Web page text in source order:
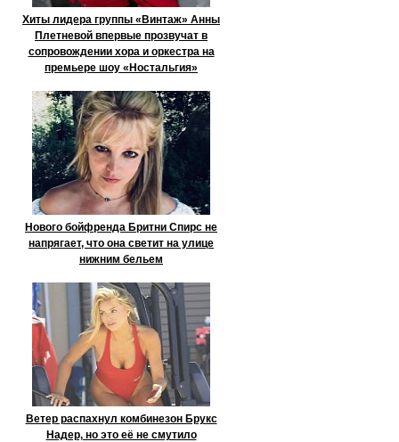
Хиты лидера группы «Винтаж» Анны
Плетневой впервые прозвучат в
сопровождении хора и оркестра на
премьере шоу «Ностальгия»
Нового бойфренда Бритни Спирс не
напрягает, что она светит на улице
нижним бельем
Ветер распахнул комбинезон Брукс
Надер, но это её не смутило